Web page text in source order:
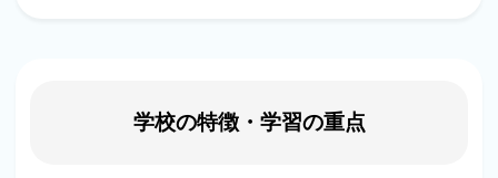
学校の特徴・学習の重点